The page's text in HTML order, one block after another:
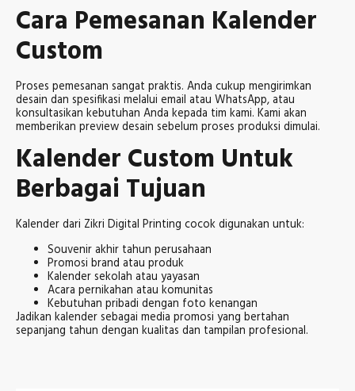
Cara Pemesanan Kalender
Custom
Proses pemesanan sangat praktis. Anda cukup mengirimkan
desain dan spesifikasi melalui email atau WhatsApp, atau
konsultasikan kebutuhan Anda kepada tim kami. Kami akan
memberikan preview desain sebelum proses produksi dimulai.
Kalender Custom Untuk
Berbagai Tujuan
Kalender dari Zikri Digital Printing cocok digunakan untuk:
Souvenir akhir tahun perusahaan
Promosi brand atau produk
Kalender sekolah atau yayasan
Acara pernikahan atau komunitas
Kebutuhan pribadi dengan foto kenangan
Jadikan kalender sebagai media promosi yang bertahan
sepanjang tahun dengan kualitas dan tampilan profesional.